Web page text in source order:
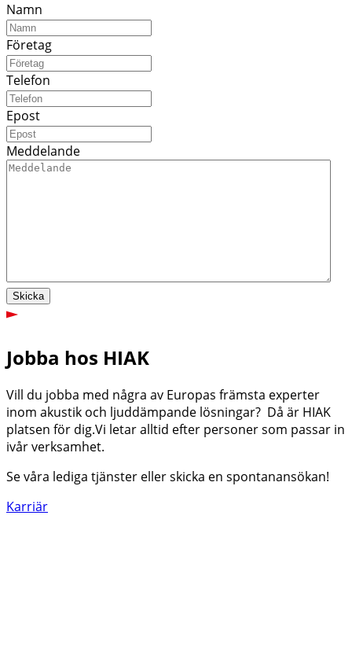
Namn
Företag
Telefon
Epost
Meddelande
Skicka
Jobba hos HIAK
Vill du jobba med några av Europas främsta experter
inom akustik och ljuddämpande lösningar? Då är HIAK
platsen för dig.Vi letar alltid efter personer som passar in
ivår verksamhet.
Se våra lediga tjänster eller skicka en spontanansökan!
Karriär